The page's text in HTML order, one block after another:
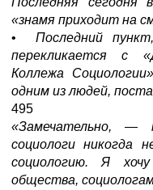
«знамя приходит на
• Последний
перекликается с
Коллежа
одним из людей,
495
«Замечательно,—
социологи никогда
социологию. Я
общества,